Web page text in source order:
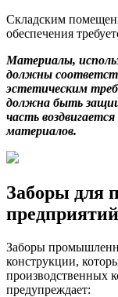
Складским
обеспечения
Материалы,
должны
эстетическим
должна быть
часть
материалов.
Заборы для
предприятий
Заборы
конструкции,
производственных
предупреждает: